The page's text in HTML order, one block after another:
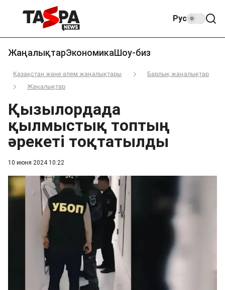
Рус
ЖаңалықтарЭкономикаШоу-биз
Қазақстан және әлем жаңалықтары
Барлық жаңалықтар
Жаңалықтар
10 июня 2024 10:22
Қызылордада
қылмыстық топтың
әрекеті тоқтатылды